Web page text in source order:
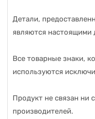
Детали,
являются настоящими
Все товарные знаки,
используются
Продукт не связан ни
производителей.